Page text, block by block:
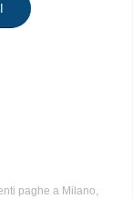
paghe a Milano,